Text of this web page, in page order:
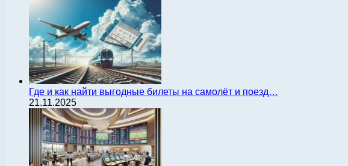
Где и как найти выгодные билеты на самолёт и поезд…
21.11.2025